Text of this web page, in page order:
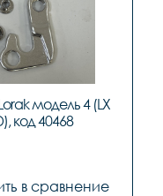
модель 4 (LX
код 40468
в сравнение